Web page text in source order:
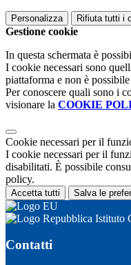
Personalizza Rifiuta tutti i
Gestione cookie
In questa schermata è
I cookie necessari sono
piattaforma e non è
Per conoscere quali sono i
visionare la COOKIE
Cookie necessari per il
I cookie necessari per il
disabilitati. È possibile
policy.
Accetta tutti Salva le
Istituto
Contatti